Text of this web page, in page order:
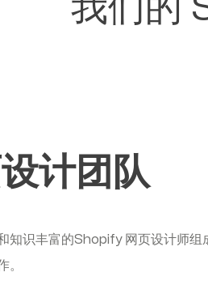
我们的
计团队
知识丰富的Shopify 网页设计师组
。